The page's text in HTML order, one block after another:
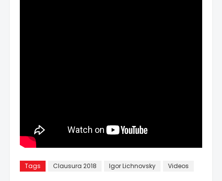
Tags Clausura 2018 Igor Lichnovsky Videos